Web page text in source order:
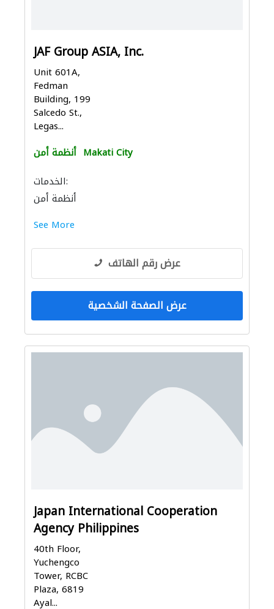
JAF Group ASIA, Inc.
Unit 601A,
Fedman
Building, 199
Salcedo St.,
Legas...
أنظمة أمن Makati City
الخدمات:
أنظمة أمن
See More
عرض رقم الهاتف
عرض الصفحة الشخصية
Japan International Cooperation
Agency Philippines
40th Floor,
Yuchengco
Tower, RCBC
Plaza, 6819
Ayal...